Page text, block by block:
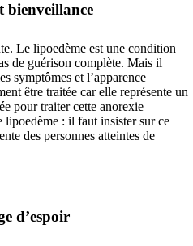
bienveillance
Le lipoedème est une condition
de guérison complète. Mais il
symptômes et l’apparence
être traitée car elle représente un
pour traiter cette anorexie
lipoedème : il faut insister sur ce
des personnes atteintes de
d’espoir